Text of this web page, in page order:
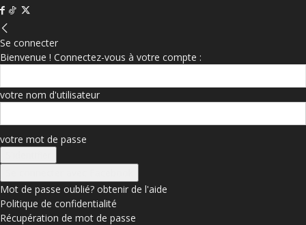
Se connecter
Bienvenue ! Connectez-vous à votre compte :
votre nom d'utilisateur
votre mot de passe
Mot de passe oublié? obtenir de l'aide
Politique de confidentialité
Récupération de mot de passe